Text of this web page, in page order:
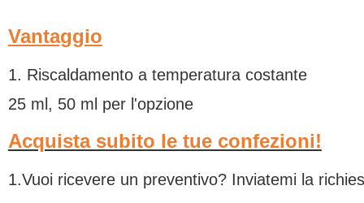
Vantaggio
1. Riscaldamento a temperatura costante
25 ml, 50 ml per l'opzione
Acquista subito le tue confezioni!
1.Vuoi ricevere un preventivo? Inviatemi la